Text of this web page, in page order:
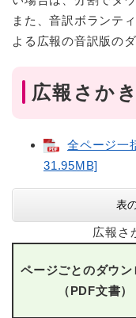
また、音訳ボランテ
よる広報の音訳版の
広報さか
全ページ一
31.95MB]
表
広報さ
ページごとのダウン
（PDF文書）